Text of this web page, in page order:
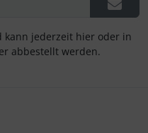
kann jederzeit hier oder in
abbestellt werden.